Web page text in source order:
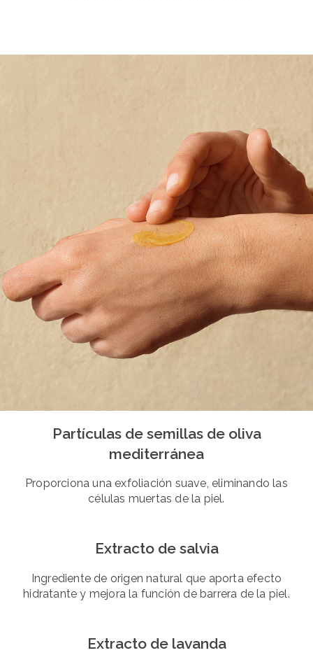
Partículas de semillas de oliva
mediterránea
Proporciona una exfoliación suave, eliminando las
células muertas de la piel.
Extracto de salvia
Ingrediente de origen natural que aporta efecto
hidratante y mejora la función de barrera de la piel.
Extracto de lavanda